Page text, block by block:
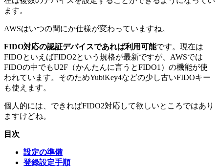
ます。
AWSはいつの間にか仕様が変わっていますね。
FIDO対応の認証デバイスであれば利用可能です。現在は
FIDOといえばFIDO2という規格が最新ですが、AWSでは
FIDOの中でもU2F（かんたんに言うとFIDO1）の機能が使
われています。そのためYubiKey4などの少し古いFIDOキー
も使えます。
個人的には、できればFIDO2対応して欲しいところではあり
ますけどね。
目次
設定の準備
登録設定手順